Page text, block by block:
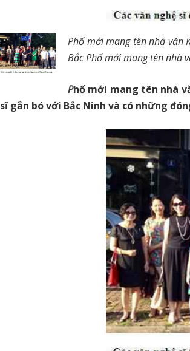
Phố mới mang tên nhà văn
BắcPhố mới mang tên nhà
Phố mới mang tên nhà
sĩ gắn bó với Bắc Ninh và có những